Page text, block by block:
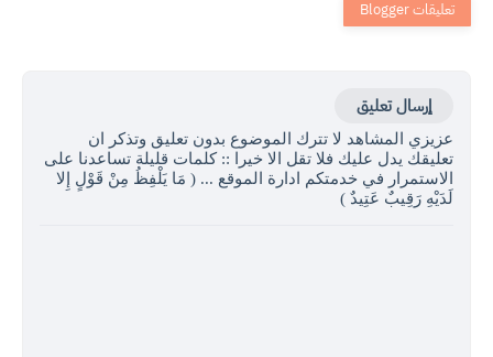
إرسال تعليق
عزيزي المشاهد لا تترك الموضوع بدون تعليق وتذكر ان
تعليقك يدل عليك فلا تقل الا خيرا :: كلمات قليلة تساعدنا على
الاستمرار في خدمتكم ادارة الموقع ... ( مَا يَلْفِظُ مِنْ قَوْلٍ إِلا
لَدَيْهِ رَقِيبٌ عَتِيدٌ )